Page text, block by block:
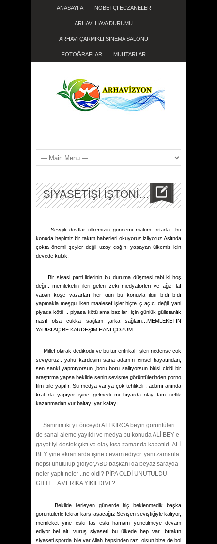
ANASAYFA NÖBETÇİ ECZANELER
ARHAVİ HAVA DURUMU
ARHAVİ ÇARMIKLI SİNEMA SALONU
FOTOĞRAFLAR MUHTARLAR
SİYASETİŞİ İŞTONİ…
Sevgili dostlar ülkemizin gündemi malum ortada.. bu
konuda hepimiz bir takım haberleri okuyoruz,izliyoruz.Aslında
çokta önemli şeyler değil uzay çağını yaşayan ülkemiz için
devede kulak.
Bir siyasi parti liderinin bu duruma düşmesi tabi ki hoş
değil.. memleketin ileri gelen zeki medyatörleri ve ağzı laf
yapan köşe yazarları her gün bu konuyla ilgili bıdı bıdı
yapmakla meşgul iken maalesef işler hiçte iç açıcı değil..yani
piyasa kötü .. piyasa kötü ama bazıları için günlük gülistanlık
nasıl olsa cukka sağlam ,arka sağlam…MEMLEKETİN
YARISI AÇ BE KARDEŞİM HANİ ÇÖZÜM…
Millet olarak dedikodu ve bu tür entrikalı işleri nedense çok
seviyoruz.. yahu kardeşim sana adamın cinsel hayatından,
sen sanki yapmıyorsun ,boru boru sallıyorsun birisi ciddi bir
araştırma yapsa beklide senin sevişme görüntülerinden porno
film bile yapılır. Şu medya var ya çok tehlikeli , adamı anında
kral da yapıyor işine gelmedi mi hıyarda..olay tam netlik
kazanmadan vur baltayı yar kafayı…
Sanırım iki yıl önceydi ALİ KIRCA beyin görüntüleri
de sanal aleme yayıldı ve medya bu konuda ALİ BEY e
gayet iyi destek çıktı ve olay kısa zamanda kapatıldı.ALİ
BEY yine ekranlarda işine devam ediyor..yani zamanla
hepsi unutulup gidiyor,ABD başkanı da beyaz sarayda
neler yaptı neler ..ne oldi? PİPA OLDİ UNUTULDU
GİTTİ….AMERİKA YIKILDIMI ?
Beklide ilerleyen günlerde hiç beklenmedik başka
görüntülerle tekrar karşılaşacağız.Sevişen seviştiğiyle kalıyor,
memleket yine eski tas eski hamam yönetilmeye devam
ediyor..bel altı vuruş siyaseti bu ülkede hep var ,bırakın
siyaseti sporda bile var.Allah hepsinden razı olsun bize de bol